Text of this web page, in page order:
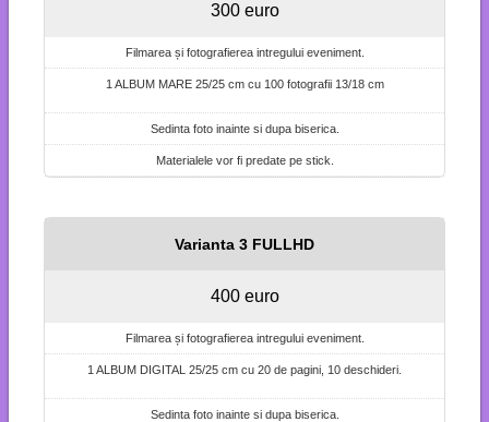
300 euro
Filmarea și fotografierea intregului eveniment.
1 ALBUM MARE 25/25 cm cu 100 fotografii 13/18 cm
Sedinta foto inainte si dupa biserica.
Materialele vor fi predate pe stick.
Varianta 3 FULLHD
400 euro
Filmarea și fotografierea intregului eveniment.
1 ALBUM DIGITAL 25/25 cm cu 20 de pagini, 10 deschideri.
Sedinta foto inainte si dupa biserica.